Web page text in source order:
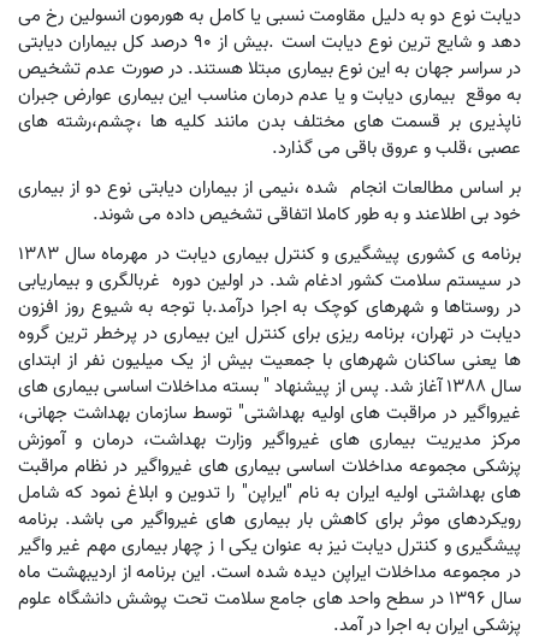
دیابت نوع دو به دلیل مقاومت نسبی یا کامل به هورمون انسولین رخ می
دهد و شایع ترین نوع دیابت است .بیش از 90 درصد کل بیماران دیابتی
در سراسر جهان به این نوع بیماری مبتلا هستند. در صورت عدم تشخیص
به موقع بیماری دیابت و یا عدم درمان مناسب این بیماری عوارض جبران
ناپذیری بر قسمت های مختلف بدن مانند کلیه ها ،چشم،رشته های
عصبی ،قلب و عروق باقی می گذارد.
بر اساس مطالعات انجام شده ،نیمی از بیماران دیابتی نوع دو از بیماری
خود بی اطلاعند و به طور کاملا اتفاقی تشخیص داده می شوند.
برنامه ی کشوری پیشگیری و کنترل بیماری دیابت در مهرماه سال 1383
در سیستم سلامت کشور ادغام شد. در اولین دوره‌ غربالگری و بیماریابی
در روستاها و شهرهای کوچک به اجرا درآمد.با توجه به شیوع روز افزون
دیابت در تهران، برنامه ریزی برای کنترل این بیماری در پرخطر ترین گروه
ها یعنی ساکنان شهرهای با جمعیت بیش از یک میلیون نفر از ابتدای
سال 1388 آغاز شد. پس از پیشنهاد " بسته مداخلات اساسی بیماری های
غیرواگیر در مراقبت های اولیه بهداشتی" توسط سازمان بهداشت جهانی،
مرکز مدیریت بیماری های غیرواگیر وزارت بهداشت، درمان و آموزش
پزشکی مجموعه مداخلات اساسی بیماری های غیرواگیر در نظام مراقبت
های بهداشتی اولیه ایران به نام "ایراپن" را تدوین و ابلاغ نمود که شامل
رویکردهای موثر برای کاهش بار بیماری های غیرواگیر می باشد. برنامه
پیشگیری و کنترل دیابت نیز به عنوان یکی ا ز چهار بیماری مهم غیر واگیر
در مجموعه مداخلات ایراپن دیده شده است. این برنامه از اردیبهشت ماه
سال 1396 در سطح واحد های جامع سلامت تحت پوشش دانشگاه علوم
پزشکی ایران به اجرا در آمد.